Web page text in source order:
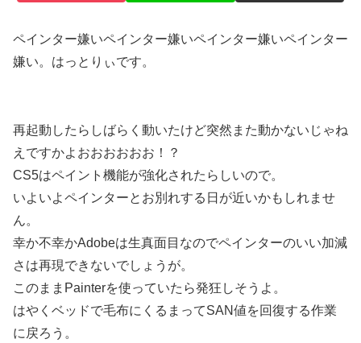
ペインター嫌いペインター嫌いペインター嫌いペインター
嫌い。はっとりぃです。
再起動したらしばらく動いたけど突然また動かないじゃね
えですかよおおおおおお！？
CS5はペイント機能が強化されたらしいので。
いよいよペインターとお別れする日が近いかもしれませ
ん。
幸か不幸かAdobeは生真面目なのでペインターのいい加減
さは再現できないでしょうが。
このままPainterを使っていたら発狂しそうよ。
はやくベッドで毛布にくるまってSAN値を回復する作業
に戻ろう。